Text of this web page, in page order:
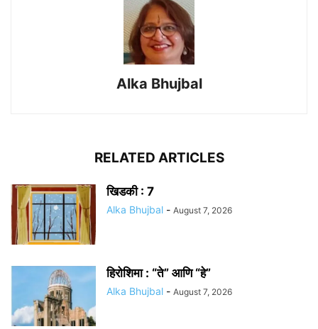
Alka Bhujbal
RELATED ARTICLES
खिडकी : 7
Alka Bhujbal - August 7, 2026
हिरोशिमा : “ते” आणि “हे”
Alka Bhujbal - August 7, 2026